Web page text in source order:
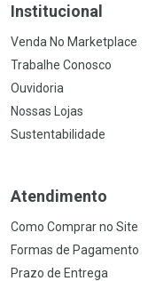
Institucional
Venda No Marketplace
Trabalhe Conosco
Ouvidoria
Nossas Lojas
Sustentabilidade
Atendimento
Como Comprar no Site
Formas de Pagamento
Prazo de Entrega